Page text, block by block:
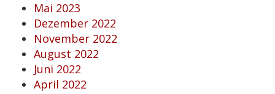
Mai 2023
Dezember 2022
November 2022
August 2022
Juni 2022
April 2022